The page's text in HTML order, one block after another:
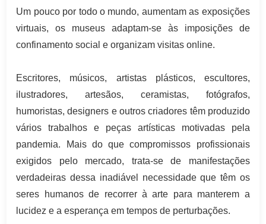
Um pouco por todo o mundo, aumentam as exposições
virtuais, os museus adaptam-se às imposições de
confinamento social e organizam visitas online.
Escritores, músicos, artistas plásticos, escultores,
ilustradores, artesãos, ceramistas, fotógrafos,
humoristas, designers e outros criadores têm produzido
vários trabalhos e peças artísticas motivadas pela
pandemia. Mais do que compromissos profissionais
exigidos pelo mercado, trata-se de manifestações
verdadeiras dessa inadiável necessidade que têm os
seres humanos de recorrer à arte para manterem a
lucidez e a esperança em tempos de perturbações.